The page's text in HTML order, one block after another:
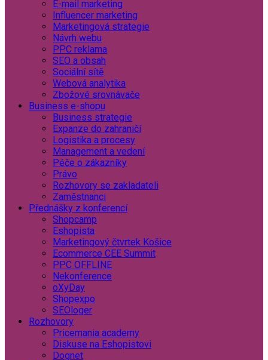
E-mail marketing
Influencer marketing
Marketingová strategie
Návrh webu
PPC reklama
SEO a obsah
Sociální sítě
Webová analytika
Zbožové srovnávače
Business e-shopu
Business strategie
Expanze do zahraničí
Logistika a procesy
Management a vedení
Péče o zákazníky
Právo
Rozhovory se zakladateli
Zaměstnanci
Přednášky z konferencí
Shopcamp
Eshopista
Marketingový čtvrtek Košice
Ecommerce CEE Summit
PPC OFFLINE
Nekonference
oXyDay
Shopexpo
SEOloger
Rozhovory
Pricemania academy
Diskuse na Eshopistovi
Dognet